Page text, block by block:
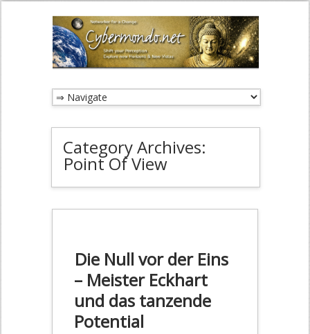
Category Archives:
Point Of View
Die Null vor der Eins
– Meister Eckhart
und das tanzende
Potential